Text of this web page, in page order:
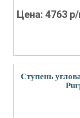
Цена:4763
Ступень